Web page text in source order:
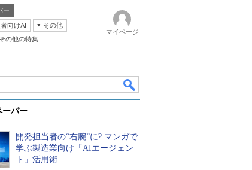
ー
向けAI
その他
その他の特集
マイページ
ーパー
開発担当者の“右腕”に? マンガで
学ぶ製造業向け「AIエージェン
ト」活用術